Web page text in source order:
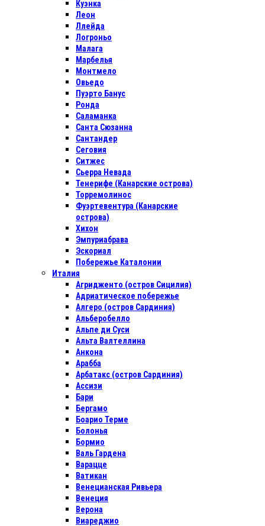
Куэнка
Леон
Ллейда
Логроньо
Малага
Марбелья
Монтмело
Овьедо
Пуэрто Банус
Ронда
Саламанка
Санта Сюзанна
Сантандер
Сеговия
Ситжес
Сьерра Невада
Тенерифе (Канарские острова)
Торремолинос
Фуэртевентура (Канарские
острова)
Хихон
Эмпуриабрава
Эскориал
Побережье Каталонии
Италия
Агридженто (остров Сицилия)
Адриатическое побережье
Алгеро (остров Сардиния)
Альберобелло
Альпе ди Суси
Альта Валтеллина
Анкона
Арабба
Арбатакс (остров Сардиния)
Ассизи
Бари
Бергамо
Боарио Терме
Болонья
Бормио
Валь Гардена
Варацце
Ватикан
Венецианская Ривьера
Венеция
Верона
Виареджио